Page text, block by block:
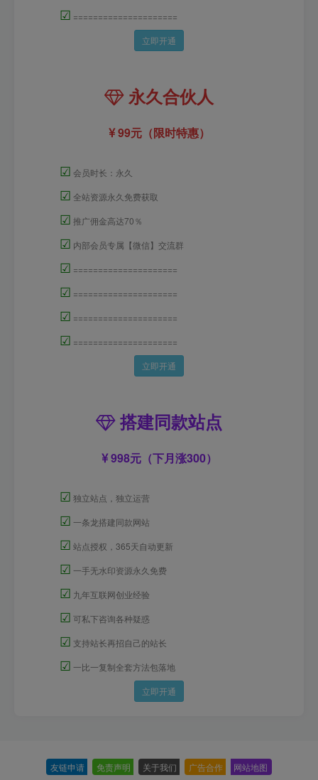
☑ =====================
立即开通
永久合伙人
99元（限时特惠）
☑ 会员时长：永久
☑ 全站资源永久免费获取
☑ 推广佣金高达70％
☑ 内部会员专属【微信】交流群
☑ =====================
☑ =====================
☑ =====================
☑ =====================
立即开通
搭建同款站点
998元（下月涨300）
☑ 独立站点，独立运营
☑ 一条龙搭建同款网站
☑ 站点授权，365天自动更新
☑ 一手无水印资源永久免费
☑ 九年互联网创业经验
☑ 可私下咨询各种疑惑
☑ 支持站长再招自己的站长
☑ 一比一复制全套方法包落地
立即开通
友链申请 免责声明 关于我们 广告合作 网站地图